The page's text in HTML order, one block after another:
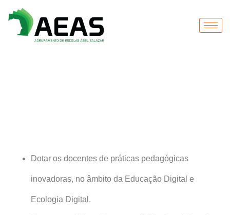
Dotar os docentes de práticas pedagógicas
inovadoras, no âmbito da Educação Digital e
Ecologia Digital.